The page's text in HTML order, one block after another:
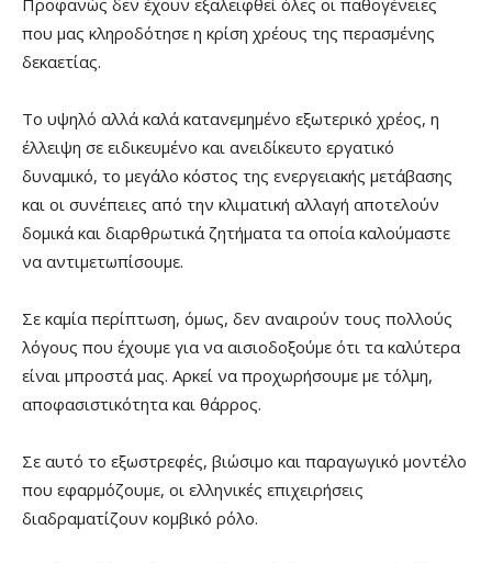
Προφανώς δεν έχουν εξαλειφθεί όλες οι παθογένειες
που μας κληροδότησε η κρίση χρέους της περασμένης
δεκαετίας.
Το υψηλό αλλά καλά κατανεμημένο εξωτερικό χρέος, η
έλλειψη σε ειδικευμένο και ανειδίκευτο εργατικό
δυναμικό, το μεγάλο κόστος της ενεργειακής μετάβασης
και οι συνέπειες από την κλιματική αλλαγή αποτελούν
δομικά και διαρθρωτικά ζητήματα τα οποία καλούμαστε
να αντιμετωπίσουμε.
Σε καμία περίπτωση, όμως, δεν αναιρούν τους πολλούς
λόγους που έχουμε για να αισιοδοξούμε ότι τα καλύτερα
είναι μπροστά μας. Αρκεί να προχωρήσουμε με τόλμη,
αποφασιστικότητα και θάρρος.
Σε αυτό το εξωστρεφές, βιώσιμο και παραγωγικό μοντέλο
που εφαρμόζουμε, οι ελληνικές επιχειρήσεις
διαδραματίζουν κομβικό ρόλο.